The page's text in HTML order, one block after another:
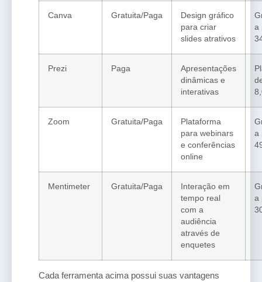
Canva Gratuita/Paga
Design gráfico
para criar
slides atrativos
a
Prezi Paga
Apresentações
dinâmicas e
interativas
Zoom Gratuita/Paga
Plataforma
para webinars
e conferências
online
a
Mentimeter Gratuita/Paga
Interação em
tempo real
com a
audiência
através de
enquetes
a
Cada ferramenta acima possui suas vantagens